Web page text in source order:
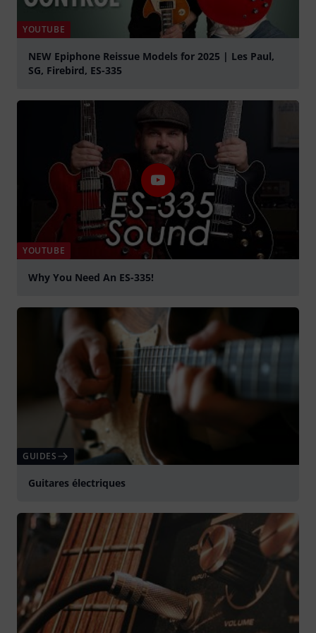
YOUTUBE
NEW Epiphone Reissue Models for 2025 | Les Paul,
SG, Firebird, ES-335
YOUTUBE
Why You Need An ES-335!
GUIDES
Guitares électriques